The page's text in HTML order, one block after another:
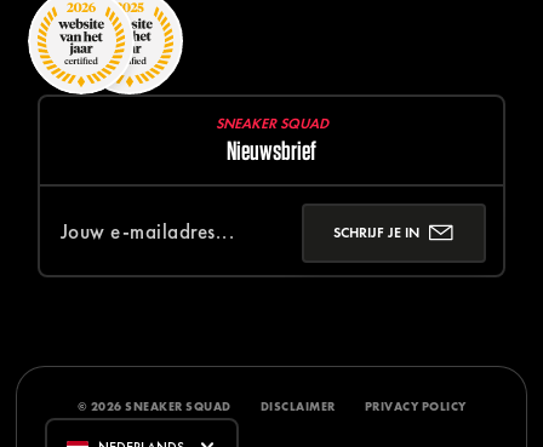
SNEAKER SQUAD
Nieuwsbrief
SCHRIJF JE IN
© 2026 SNEAKER SQUAD DISCLAIMER PRIVACY POLICY